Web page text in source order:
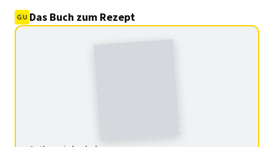
Das Buch zum Rezept